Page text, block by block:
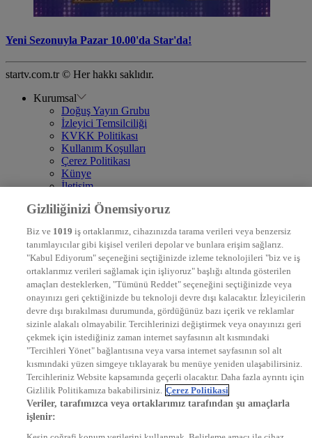
Yeni Sezonuyla Pazar 10.00'da Star'da!
startv.com.tr © Her hakkı saklıdır.
Kurumsal
Doğuş Yayın Grubu
İzleyici Temsilciliği
KVKK Politikası
Kullanım Koşulları
Çerez Politikası
Künye
İletişim
DYG Televizyonlar
STAR
EURO STAR
KRAL POP TV
DYG Radyolar
NTV RADYO
KRAL FM
KRAL POP
EKSEN
VOYAGE
DYG Dijital
ntv.com.tr
ntvspor.net
secim.ntv.com.tr
startv.com.tr
kralmuzik.com.tr
Gizliliğinizi Önemsiyoruz
Biz ve 1019 iş ortaklarımız, cihazınızda tarama verileri veya benzersiz
tanımlayıcılar gibi kişisel verileri depolar ve bunlara erişim sağlarız.
"Kabul Ediyorum" seçeneğini seçtiğinizde izleme teknolojileri "biz ve iş
ortaklarımız verileri sağlamak için işliyoruz" başlığı altında gösterilen
amaçları desteklerken, "Tümünü Reddet" seçeneğini seçtiğinizde veya
onayınızı geri çektiğinizde bu teknoloji devre dışı kalacaktır. İzleyicilerin
devre dışı bırakılması durumunda, gördüğünüz bazı içerik ve reklamlar
sizinle alakalı olmayabilir. Tercihlerinizi değiştirmek veya onayınızı geri
çekmek için istediğiniz zaman internet sayfasının alt kısmındaki
"Tercihleri Yönet" bağlantısına veya varsa internet sayfasının sol alt
kısmındaki yüzen simgeye tıklayarak bu menüye yeniden ulaşabilirsiniz.
Tercihleriniz Website kapsamında geçerli olacaktır. Daha fazla ayrıntı için
Gizlilik Politikamıza bakabilirsiniz. Çerez Politikasi
Veriler, tarafımızca veya ortaklarımız tarafından şu amaçlarla
işlenir: